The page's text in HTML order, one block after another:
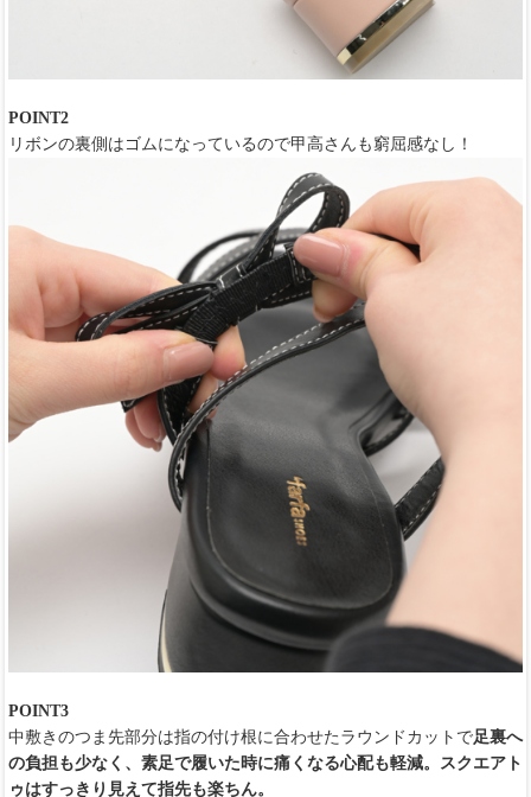
POINT2
リボンの裏側はゴムになっているので甲高さんも窮屈感なし！
POINT3
中敷きのつま先部分は指の付け根に合わせたラウンドカットで足裏へ
の負担も少なく、素足で履いた時に痛くなる心配も軽減。スクエアト
ゥはすっきり見えて指先も楽ちん。